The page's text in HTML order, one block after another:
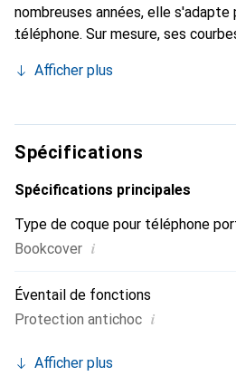
nombreuses années, elle
téléphone. Sur mesure, ses
et indispensable de votre
marque Noreve est un choix sûr
exigeante.
Afficher plus
Spécifications
Spécifications principales
Type de coque pour téléphone
Bookcover i
Éventail de fonctions
Protection antichoc i
Afficher plus